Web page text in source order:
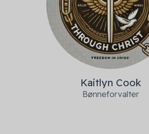
Kaitlyn Cook
Bønneforvalter